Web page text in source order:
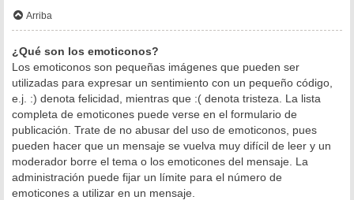
Arriba
¿Qué son los emoticonos?
Los emoticonos son pequeñas imágenes que pueden ser
utilizadas para expresar un sentimiento con un pequeño código,
e.j. :) denota felicidad, mientras que :( denota tristeza. La lista
completa de emoticones puede verse en el formulario de
publicación. Trate de no abusar del uso de emoticonos, pues
pueden hacer que un mensaje se vuelva muy difícil de leer y un
moderador borre el tema o los emoticones del mensaje. La
administración puede fijar un límite para el número de
emoticones a utilizar en un mensaje.